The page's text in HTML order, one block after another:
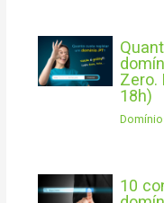
Zero.
18h)
10